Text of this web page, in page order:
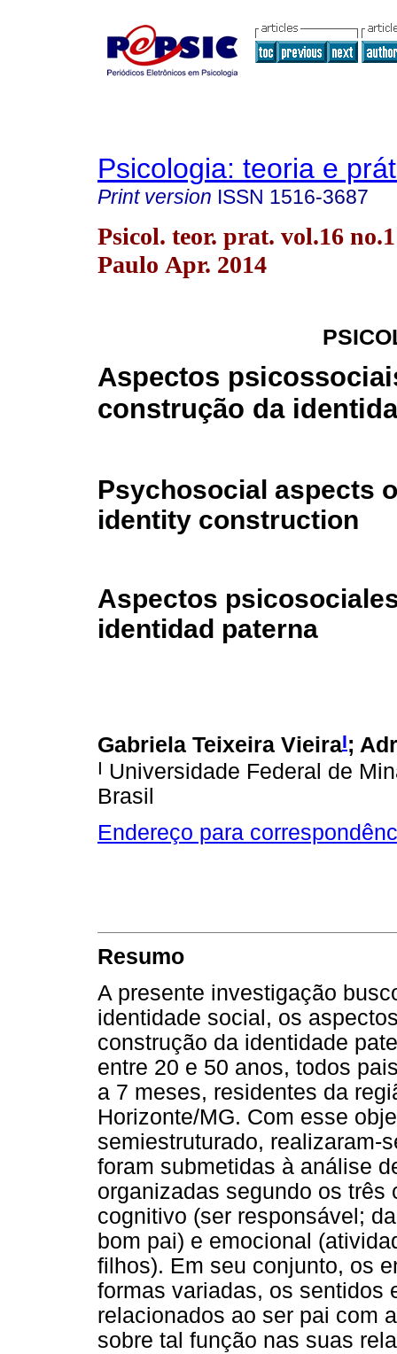
Psicologia: teoria e
Print version ISSN 1516-3687
Psicol. teor. prat. vol.16
Paulo Apr. 2014
Aspectos
construção da
Psychosocial aspects
identity construction
Aspectos
identidad paterna
Gabriela Teixeira VieiraI;
I Universidade Federal de
Brasil
Endereço para
Resumo
A presente investigação
identidade social, os
construção da identidade
entre 20 e 50 anos, todos
a 7 meses, residentes da
Horizonte/MG. Com esse
semiestruturado, realizaram-
foram submetidas à análise
organizadas segundo os
cognitivo (ser responsável;
bom pai) e emocional
filhos). Em seu conjunto, os
formas variadas, os sentidos
relacionados ao ser pai com
sobre tal função nas suas